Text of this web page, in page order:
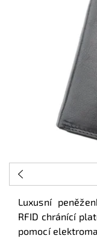
Luxusní
RFID chránící
pomocí